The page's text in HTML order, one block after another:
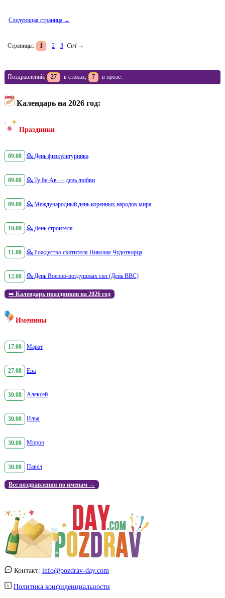
Следующая страница →
Страницы: 1 2 3 Ctrl →
Поздравлений: 27 в стихах, 7 в прозе.
Календарь на 2026 год:
Праздники
09.08 💁 День физкультурника
09.08 💁 Ту бе-Ав — день любви
09.08 💁 Международный день коренных народов мира
10.08 💁 День строителя
11.08 💁 Рождество святителя Николая Чудотворца
12.08 💁 День Военно-воздушных сил (День ВВС)
➡️ Календарь праздников на 2026 год
Именины
17.08 Марат
27.08 Ева
30.08 Алексей
30.08 Илья
30.08 Мирон
30.08 Павел
Все поздравления по именам →
Контакт: info@pozdrav-day.com
Политика конфиденциальности